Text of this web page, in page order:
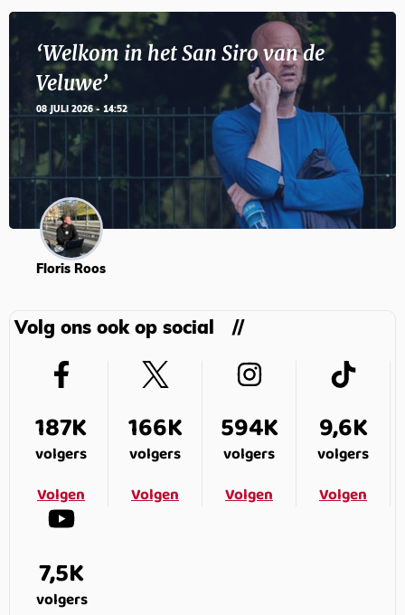
‘Welkom in het San Siro van de
Veluwe’
08 JULI 2026 - 14:52
Floris Roos
Volg ons ook op social
187K
volgers
Volgen
166K
volgers
Volgen
594K
volgers
Volgen
9,6K
volgers
Volgen
7,5K
volgers